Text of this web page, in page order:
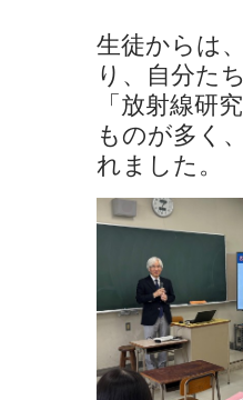
生徒からは
り、自分た
「放射線研
ものが多く
れました。